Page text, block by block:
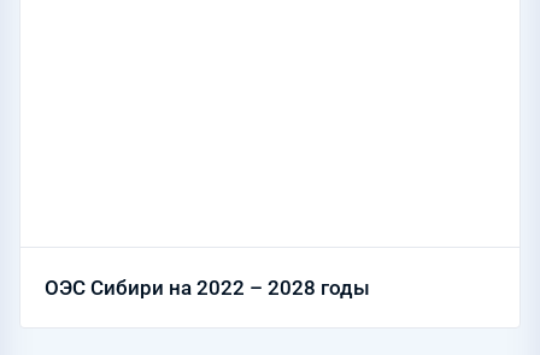
ОЭС Сибири на 2022 – 2028 годы